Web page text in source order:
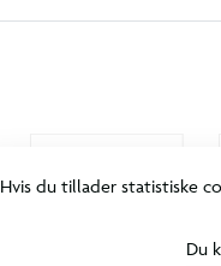
Hvis du tillader statistiske
Du